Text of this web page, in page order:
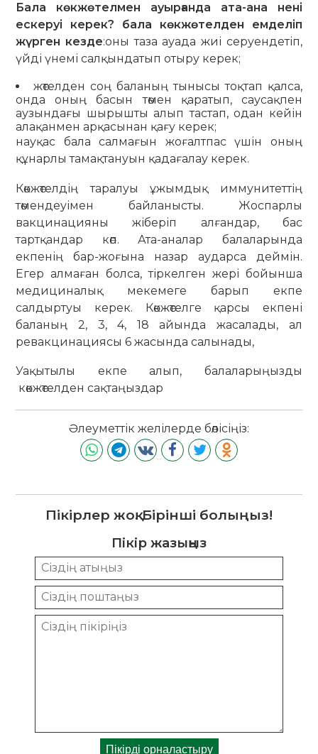
Бала көкжөтелмен ауырғанда ата-ана нені
ескеруі керек? бала көкжөтелден емделіп
жүрген кезде:оны таза ауада жиі серуендетіп,
үйді үнемі салқындатып отыру керек;
жөтелден соң баланың тынысы тоқтап қалса,
онда оның басын төмен қаратып, саусақпен
аузындағы шырышты алып тастап, одан кейін
алақанмен арқасынан қағу керек;
науқас бала салмағын жоғалтпас үшін оның
құнарлы тамақтануын қадағалау керек.
Көкжөтелдің таралуы ұжымдық иммунитеттің
төмендеуімен байланысты. Жоспарлы
вакцинацияны жіберіп алғандар, бас
тартқандар көп. Ата-аналар балаларында
екпенің бар-жоғына назар аударса деймін.
Егер алмаған болса, тіркелген жері бойынша
медициналық мекемеге барып екпе
салдыртуы керек. Көкжөтелге қарсы екпені
баланың 2, 3, 4, 18 айында жасалады, ал
ревакцинациясы 6 жасында салынады,
Уақытылы екпе алып, балаларыңызды
көкжөтелден сақтаңыздар
Әлеуметтік желілерде бөлісіңіз:
Пікірлер жоқ. Бірінші болыңыз!
Пікір жазыңыз